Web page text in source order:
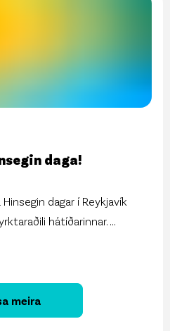
daga!
dagar í Reykjavík
hátíðarinnar.
meira